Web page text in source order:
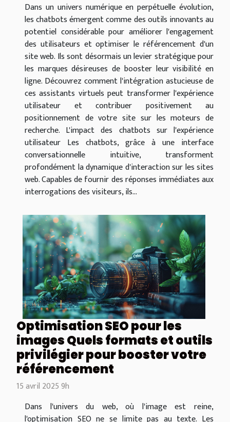
Dans un univers numérique en perpétuelle évolution,
les chatbots émergent comme des outils innovants au
potentiel considérable pour améliorer l'engagement
des utilisateurs et optimiser le référencement d'un
site web. Ils sont désormais un levier stratégique pour
les marques désireuses de booster leur visibilité en
ligne. Découvrez comment l'intégration astucieuse de
ces assistants virtuels peut transformer l'expérience
utilisateur et contribuer positivement au
positionnement de votre site sur les moteurs de
recherche. L'impact des chatbots sur l'expérience
utilisateur Les chatbots, grâce à une interface
conversationnelle intuitive, transforment
profondément la dynamique d'interaction sur les sites
web. Capables de fournir des réponses immédiates aux
interrogations des visiteurs, ils...
Optimisation SEO pour les
images Quels formats et outils
privilégier pour booster votre
référencement
15 avril 2025 9h
Dans l'univers du web, où l'image est reine,